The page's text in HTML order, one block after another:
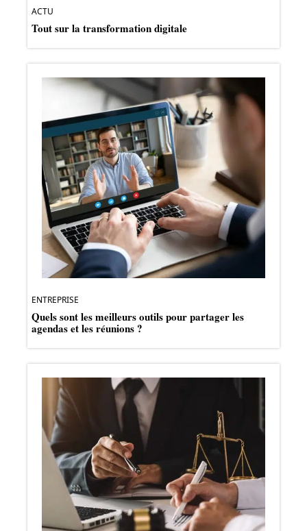
ACTU
Tout sur la transformation digitale
ENTREPRISE
Quels sont les meilleurs outils pour partager les
agendas et les réunions ?